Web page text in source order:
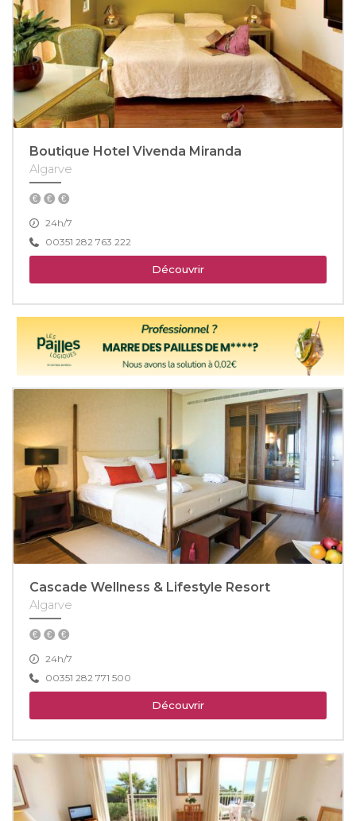
Boutique Hotel Vivenda Miranda
Algarve
24h/7
00351 282 763 222
Découvrir
Cascade Wellness & Lifestyle Resort
Algarve
24h/7
00351 282 771 500
Découvrir